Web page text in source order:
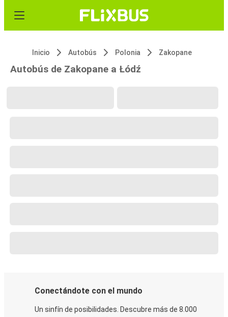
Inicio Autobús Polonia Zakopane
Autobús de Zakopane a Łódź
Conectándote con el mundo
Un sinfín de posibilidades. Descubre más de 8.000